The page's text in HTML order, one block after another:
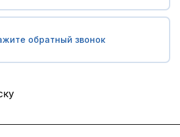
обратный звонок